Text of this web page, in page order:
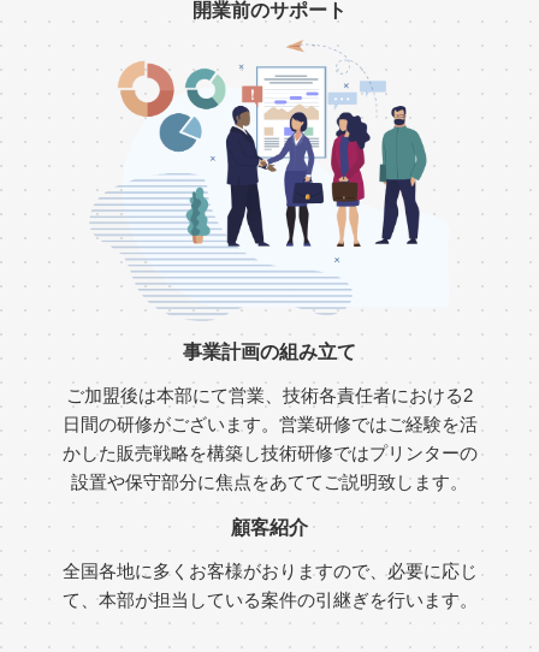
開業前のサポート
事業計画の組み立て
ご加盟後は本部にて営業、技術各責任者における2
日間の研修がございます。営業研修ではご経験を活
かした販売戦略を構築し技術研修ではプリンターの
設置や保守部分に焦点をあててご説明致します。
顧客紹介
全国各地に多くお客様がおりますので、必要に応じ
て、本部が担当している案件の引継ぎを行います。